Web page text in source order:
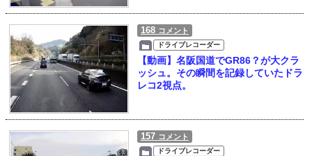
168 コメント
ドライブレコーダー
【動画】名阪国道でGR86？が大クラ
ッシュ。その瞬間を記録していたドラ
レコ2視点。
157 コメント
ドライブレコーダー